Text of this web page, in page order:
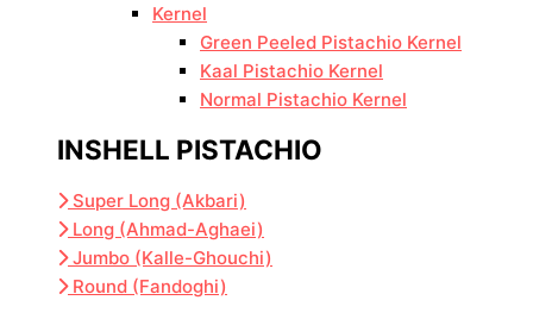
Kernel
Green Peeled Pistachio Kernel
Kaal Pistachio Kernel
Normal Pistachio Kernel
INSHELL PISTACHIO
Super Long (Akbari)
Long (Ahmad-Aghaei)
Jumbo (Kalle-Ghouchi)
Round (Fandoghi)